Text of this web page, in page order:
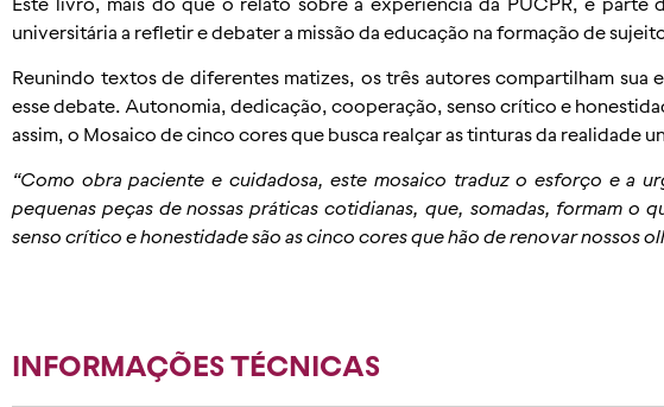
universitária a refletir e debater a missão da educação na formação de
Reunindo textos de diferentes matizes, os três autores compartilham
esse debate. Autonomia, dedicação, cooperação, senso crítico e
assim, o Mosaico de cinco cores que busca realçar as tinturas da realidade
“Como obra paciente e cuidadosa, este mosaico traduz o esforço e a
pequenas peças de nossas práticas cotidianas, que, somadas, formam
senso crítico e honestidade são as cinco cores que hão de renovar nossos
INFORMAÇÕES TÉCNICAS